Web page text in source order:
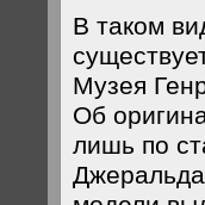
В таком
Музея
Об
лишь по